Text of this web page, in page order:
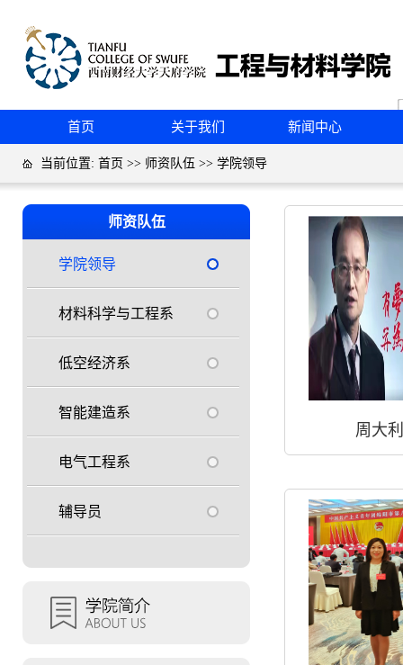
首页 关于我们 新闻中心
当前位置: 首页 >> 师资队伍 >> 学院领导
师资队伍
学院领导
材料科学与工程系
低空经济系
智能建造系
电气工程系
辅导员
周大利